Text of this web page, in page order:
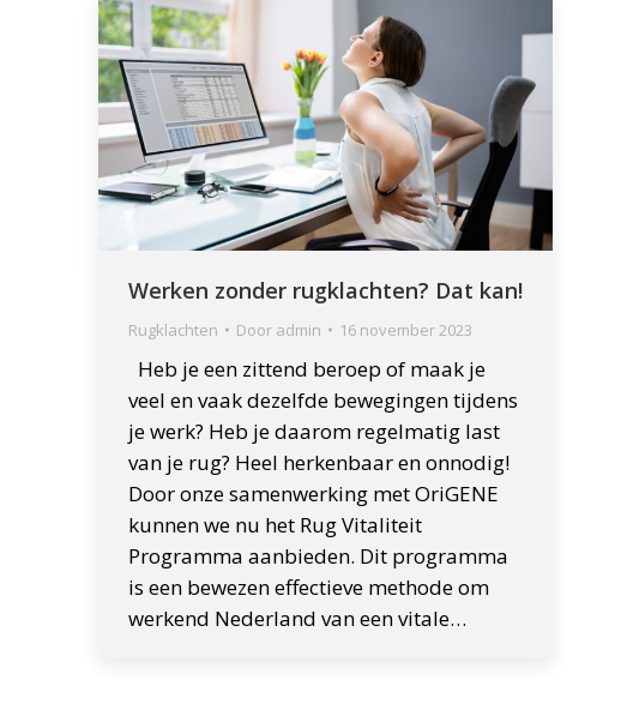
Werken zonder rugklachten? Dat kan!
Rugklachten Door admin 16 november 2023
Heb je een zittend beroep of maak je
veel en vaak dezelfde bewegingen tijdens
je werk? Heb je daarom regelmatig last
van je rug? Heel herkenbaar en onnodig!
Door onze samenwerking met OriGENE
kunnen we nu het Rug Vitaliteit
Programma aanbieden. Dit programma
is een bewezen effectieve methode om
werkend Nederland van een vitale…